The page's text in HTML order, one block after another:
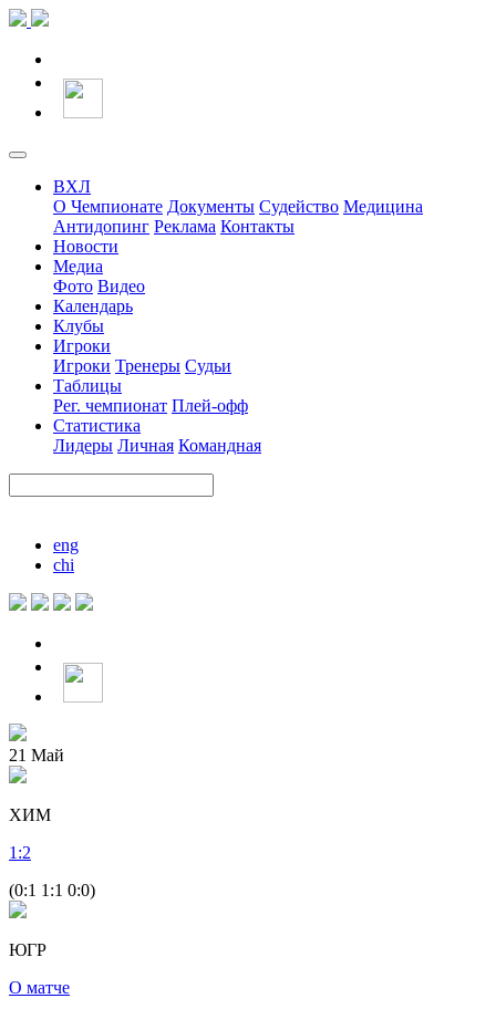
ВХЛ
О Чемпионате Документы Судейство Медицина
Антидопинг Реклама Контакты
Новости
Медиа
Фото Видео
Календарь
Клубы
Игроки
Игроки Тренеры Судьи
Таблицы
Рег. чемпионат Плей-офф
Статистика
Лидеры Личная Командная
eng
chi
21 Май
ХИМ
1 :2
(0:1 1:1 0:0)
ЮГР
О матче